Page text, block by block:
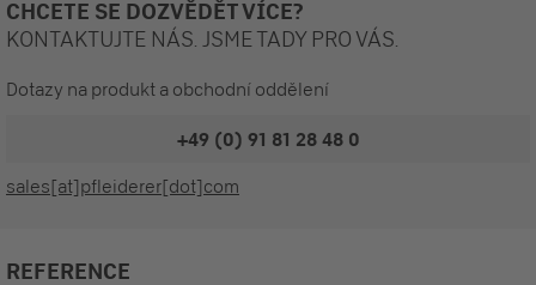
CHCETE SE DOZVĚDĚT VÍCE?
KONTAKTUJTE NÁS. JSME TADY PRO VÁS.
Dotazy na produkt a obchodní oddělení
+49 (0) 91 81 28 48 0
sales[at]pfleiderer[dot]com
REFERENCE